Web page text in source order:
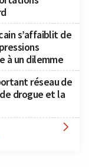
s’affaiblit de
à un dilemme
réseau de
drogue et la
